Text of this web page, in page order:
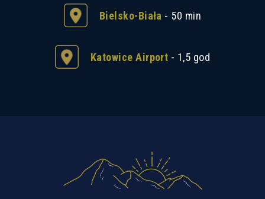
Bielsko-Biała - 50 min
Katowice Airport - 1,5 god